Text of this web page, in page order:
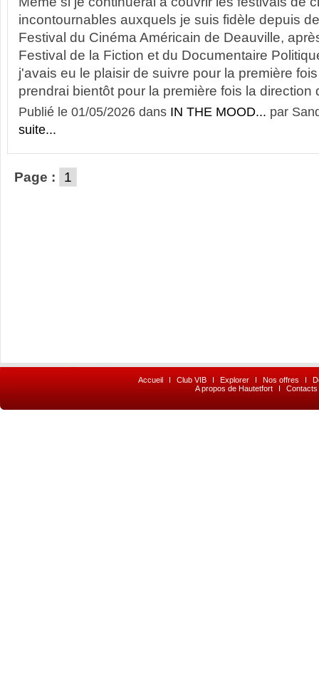
incontournables auxquels je suis fidèle depuis
Festival du Cinéma Américain de Deauville,
Festival de la Fiction et du Documentaire
j'avais eu le plaisir de suivre pour la première
prendrai bientôt pour la première fois la direction
Publié le 01/05/2026 dans IN THE MOOD... par
suite...
Page : 1
Accueil I Club VIB I Explorer I Nos offres I
A propos de Hautetfort
I Contacts